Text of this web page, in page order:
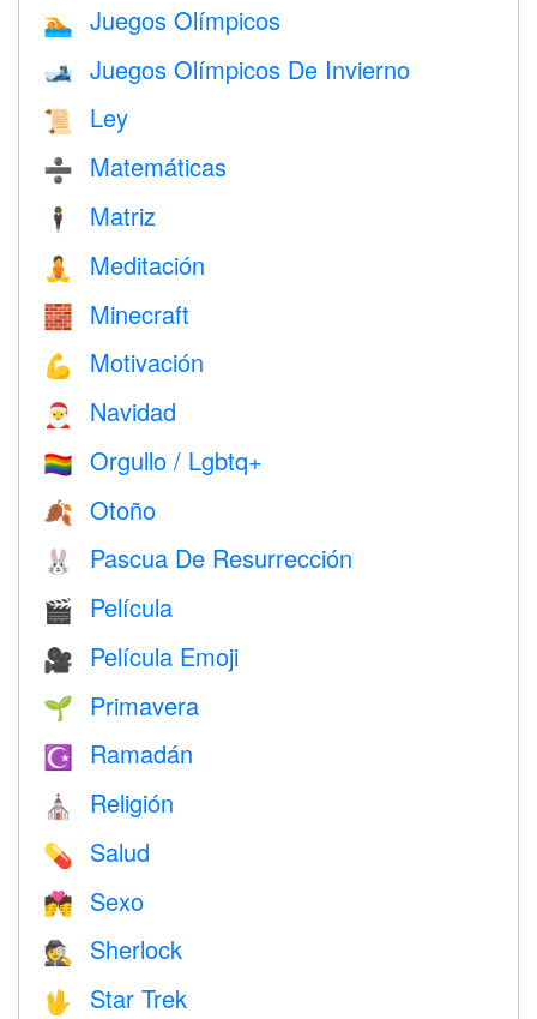
🏊 Juegos Olímpicos
🎿 Juegos Olímpicos De Invierno
📜 Ley
➗ Matemáticas
🕴️ Matriz
🧘 Meditación
🧱 Minecraft
💪 Motivación
🎅 Navidad
🏳️‍🌈 Orgullo / Lgbtq+
🍂 Otoño
🐰 Pascua De Resurrección
🎬 Película
🎥 Película Emoji
🌱 Primavera
☪️ Ramadán
⛪️ Religión
💊 Salud
💏 Sexo
🕵️ Sherlock
🖖 Star Trek